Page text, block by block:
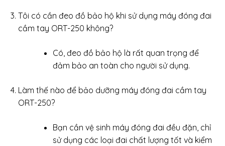
Tôi có cần đeo đồ bảo hộ khi sử dụng máy đóng đai
cầm tay ORT-250 không?
Có, đeo đồ bảo hộ là rất quan trọng để
đảm bảo an toàn cho người sử dụng.
Làm thế nào để bảo dưỡng máy đóng đai cầm tay
ORT-250?
Bạn cần vệ sinh máy đóng đai đều đặn, chỉ
sử dụng các loại đai chất lượng tốt và kiểm